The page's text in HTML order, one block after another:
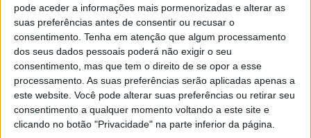
pode aceder a informações mais pormenorizadas e alterar as
suas preferências antes de consentir ou recusar o
consentimento. Tenha em atenção que algum processamento
dos seus dados pessoais poderá não exigir o seu
consentimento, mas que tem o direito de se opor a esse
processamento. As suas preferências serão aplicadas apenas a
este website. Você pode alterar suas preferências ou retirar seu
consentimento a qualquer momento voltando a este site e
clicando no botão "Privacidade" na parte inferior da página.
No mundo, o que não falta é gente que não
sabe se deve ir ou ficar, que não sabe se vale a
pena arriscar ou se deve desistir. Entre tanta
gente indecisa, cobarde e preguiçosa, que ao
mais pequeno sinal de problemas resolve fazer
as malas e partir para outra, dá valor a quem
fica de livre e espontânea vontade. Dá valor a